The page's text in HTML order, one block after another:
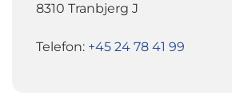
8310 Tranbjerg J
Telefon: +45 24 78 41 99